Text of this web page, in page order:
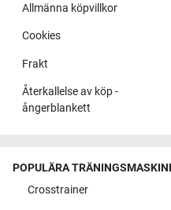
Allmänna köpvillkor
Cookies
Frakt
Återkallelse av köp -
ångerblankett
POPULÄRA
Crosstrainer